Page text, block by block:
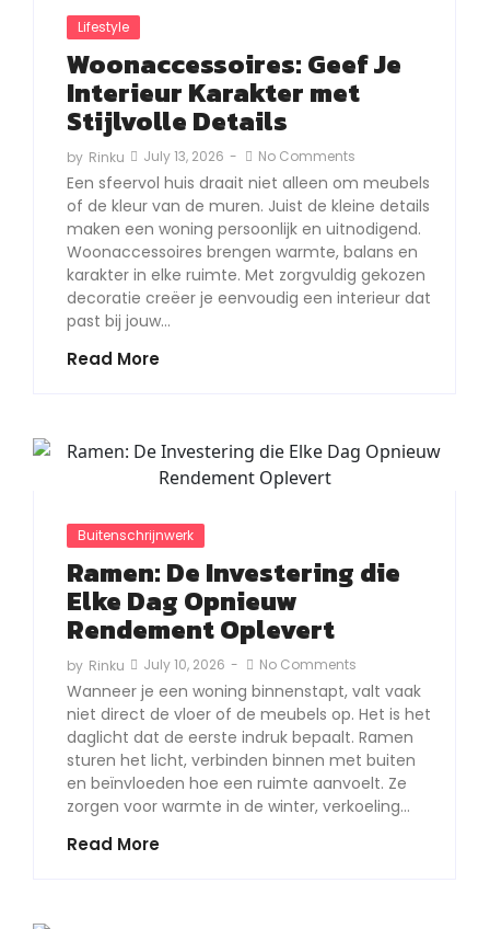
Lifestyle
Woonaccessoires: Geef Je
Interieur Karakter met
Stijlvolle Details
by Rinku July 13, 2026 - No Comments
Een sfeervol huis draait niet alleen om meubels
of de kleur van de muren. Juist de kleine details
maken een woning persoonlijk en uitnodigend.
Woonaccessoires brengen warmte, balans en
karakter in elke ruimte. Met zorgvuldig gekozen
decoratie creëer je eenvoudig een interieur dat
past bij jouw…
Read More
Buitenschrijnwerk
Ramen: De Investering die
Elke Dag Opnieuw
Rendement Oplevert
by Rinku July 10, 2026 - No Comments
Wanneer je een woning binnenstapt, valt vaak
niet direct de vloer of de meubels op. Het is het
daglicht dat de eerste indruk bepaalt. Ramen
sturen het licht, verbinden binnen met buiten
en beïnvloeden hoe een ruimte aanvoelt. Ze
zorgen voor warmte in de winter, verkoeling…
Read More